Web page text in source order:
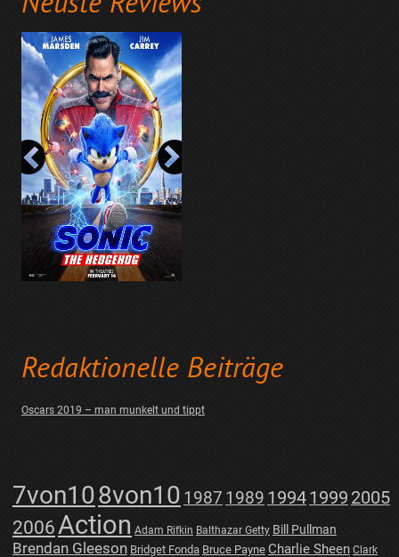
Redaktionelle Beiträge
Oscars 2019 – man munkelt und tippt
7von108von10 1987 1989 19941999 2005
2006Action Adam Rifkin Balthazar Getty Bill Pullman
Brendan Gleeson Bridget Fonda Bruce Payne Charlie Sheen Clark